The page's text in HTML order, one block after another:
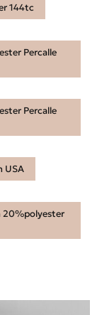
144tc
Percalle
Percalle
USA
20%polyester